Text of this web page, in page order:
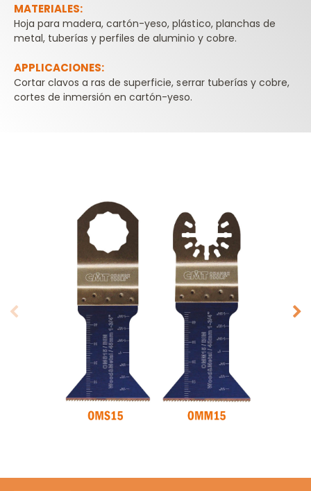
MATERIALES:
Hoja para madera, cartón-yeso, plástico, planchas de
metal, tuberías y perfiles de aluminio y cobre.
APPLICACIONES:
Cortar clavos a ras de superficie, serrar tuberías y cobre,
cortes de inmersión en cartón-yeso.